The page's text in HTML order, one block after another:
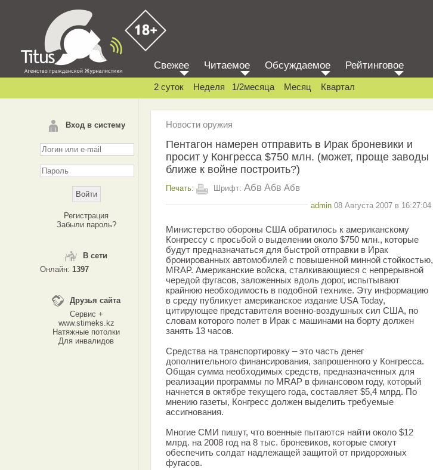
Вход в систему
Регистрация
Забыли пароль?
В сети
Онлайн: 1397
Друзья сайта
Сервис +
www.stimeks.kz
Натяжные потолки
Для инвалидов
Свежее Читаемое Обсуждаемое Рейтинговое
2 суток Неделя 1/2месяца Месяц Квартал
Новости оружия
Пентагон намерен отправить в Ирак броневики и
просит у Конгресса $750 млн. (может, проще заводы
ближе к войне построить?)
Печать: Шрифт: Абв Абв Абв
admin 08 Августа 2007 в 16:27:04
Министерство обороны США обратилось к американскому
Конгрессу с просьбой о выделении около $750 млн., которые
будут предназначаться для быстрой отправки в Ирак
бронированных автомобилей с повышенной минной стойкостью,
MRAP. Американские войска, сталкивающиеся с непрерывной
чередой фугасов, заложенных вдоль дорог, испытывают
крайнюю необходимость в подобной технике. Эту информацию
в среду публикует американское издание USA Today,
цитирующее представителя военно-воздушных сил США, по
словам которого полет в Ирак с машинами на борту должен
занять 13 часов.
Средства на транспортировку – это часть денег
дополнительного финансирования, запрошенного у Конгресса.
Общая сумма необходимых средств, предназначенных для
реализации программы по MRAP в финансовом году, который
начнется в октябре текущего года, составляет $5,4 млрд. По
мнению газеты, Конгресс должен выделить требуемые
ассигнования.
Многие СМИ пишут, что военные пытаются найти около $12
млрд. на 2008 год на 8 тыс. броневиков, которые смогут
обеспечить солдат надлежащей защитой от придорожных
фугасов.